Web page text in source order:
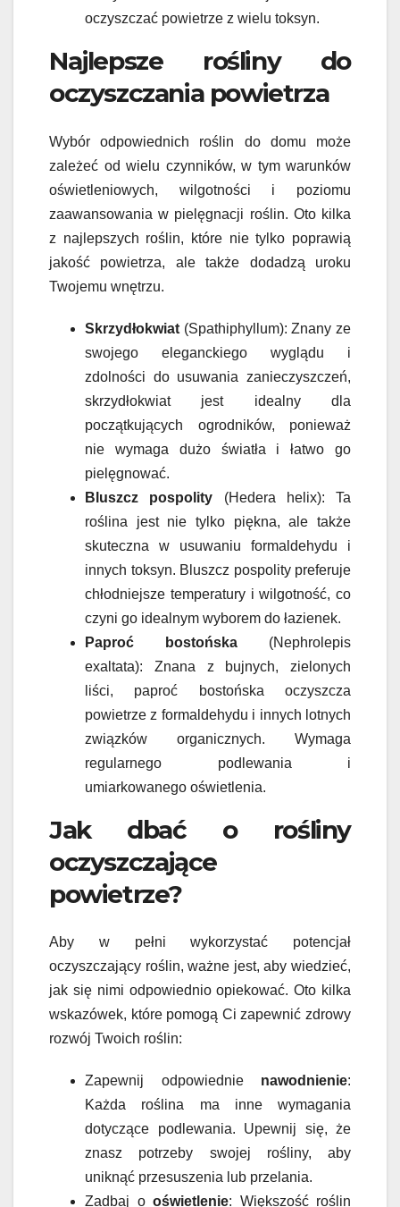
oczyszczać powietrze z wielu toksyn.
Najlepsze rośliny do
oczyszczania powietrza
Wybór odpowiednich roślin do domu może
zależeć od wielu czynników, w tym warunków
oświetleniowych, wilgotności i poziomu
zaawansowania w pielęgnacji roślin. Oto kilka
z najlepszych roślin, które nie tylko poprawią
jakość powietrza, ale także dodadzą uroku
Twojemu wnętrzu.
Skrzydłokwiat (Spathiphyllum): Znany ze
swojego eleganckiego wyglądu i
zdolności do usuwania zanieczyszczeń,
skrzydłokwiat jest idealny dla
początkujących ogrodników, ponieważ
nie wymaga dużo światła i łatwo go
pielęgnować.
Bluszcz pospolity (Hedera helix): Ta
roślina jest nie tylko piękna, ale także
skuteczna w usuwaniu formaldehydu i
innych toksyn. Bluszcz pospolity preferuje
chłodniejsze temperatury i wilgotność, co
czyni go idealnym wyborem do łazienek.
Paproć bostońska (Nephrolepis
exaltata): Znana z bujnych, zielonych
liści, paproć bostońska oczyszcza
powietrze z formaldehydu i innych lotnych
związków organicznych. Wymaga
regularnego podlewania i
umiarkowanego oświetlenia.
Jak dbać o rośliny
oczyszczające
powietrze?
Aby w pełni wykorzystać potencjał
oczyszczający roślin, ważne jest, aby wiedzieć,
jak się nimi odpowiednio opiekować. Oto kilka
wskazówek, które pomogą Ci zapewnić zdrowy
rozwój Twoich roślin:
Zapewnij odpowiednie nawodnienie:
Każda roślina ma inne wymagania
dotyczące podlewania. Upewnij się, że
znasz potrzeby swojej rośliny, aby
uniknąć przesuszenia lub przelania.
Zadbaj o oświetlenie: Większość roślin